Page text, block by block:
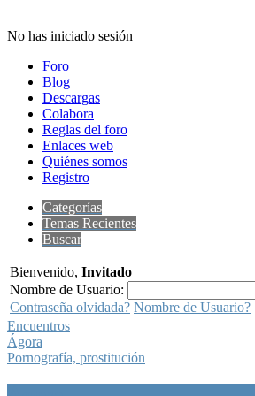
No has iniciado sesión
Foro
Blog
Descargas
Colabora
Reglas del foro
Enlaces web
Quiénes somos
Registro
Categorías
Temas Recientes
Buscar
Bienvenido, Invitado
Nombre de Usuario:
Contraseña olvidada? Nombre de Usuario?
Encuentros
Ágora
Pornografía, prostitución